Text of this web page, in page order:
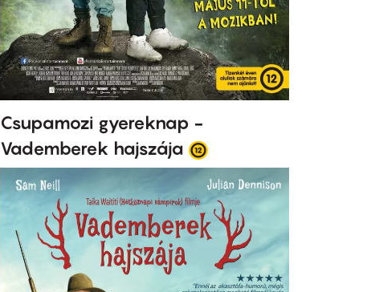
Csupamozi gyereknap -
Vademberek hajszája